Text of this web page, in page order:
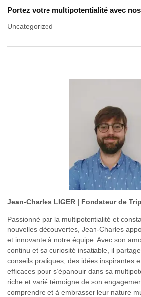
Portez votre multipotentialité avec
Uncategorized
Jean-Charles LIGER | Fondateur de
Passionné par la multipotentialité et
nouvelles découvertes, Jean-Charles
et innovante à notre équipe. Avec son
continu et sa curiosité insatiable, il
conseils pratiques, des idées inspirantes
efficaces pour s’épanouir dans sa
riche et varié témoigne de son
comprendre et à embrasser leur nature